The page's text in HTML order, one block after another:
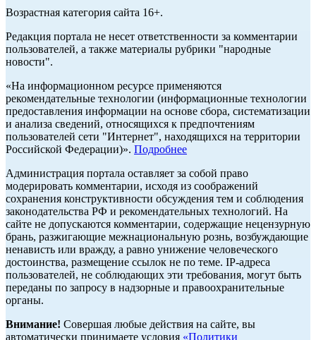
Возрастная категория сайта 16+.
Редакция портала не несет ответственности за комментарии
пользователей, а также материалы рубрики "народные
новости".
«На информационном ресурсе применяются
рекомендательные технологии (информационные технологии
предоставления информации на основе сбора, систематизации
и анализа сведений, относящихся к предпочтениям
пользователей сети "Интернет", находящихся на территории
Российской Федерации)». Подробнее
Администрация портала оставляет за собой право
модерировать комментарии, исходя из соображений
сохранения конструктивности обсуждения тем и соблюдения
законодательства РФ и рекомендательных технологий. На
сайте не допускаются комментарии, содержащие нецензурную
брань, разжигающие межнациональную рознь, возбуждающие
ненависть или вражду, а равно унижение человеческого
достоинства, размещение ссылок не по теме. IP-адреса
пользователей, не соблюдающих эти требования, могут быть
переданы по запросу в надзорные и правоохранительные
органы.
Внимание! Совершая любые действия на сайте, вы
автоматически принимаете условия «Политики